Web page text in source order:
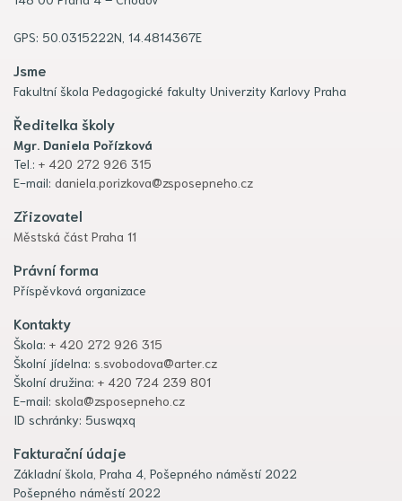
GPS: 50.0315222N, 14.4814367E
Jsme
Fakultní škola Pedagogické fakulty Univerzity Karlovy Praha
Ředitelka školy
Mgr. Daniela Pořízková
Tel.: + 420 272 926 315
E-mail: daniela.porizkova@zsposepneho.cz
Zřizovatel
Městská část Praha 11
Právní forma
Příspěvková organizace
Kontakty
Škola: + 420 272 926 315
Školní jídelna: s.svobodova@arter.cz
Školní družina: + 420 724 239 801
E-mail: skola@zsposepneho.cz
ID schránky: 5uswqxq
Fakturační údaje
Základní škola, Praha 4, Pošepného náměstí 2022
Pošepného náměstí 2022